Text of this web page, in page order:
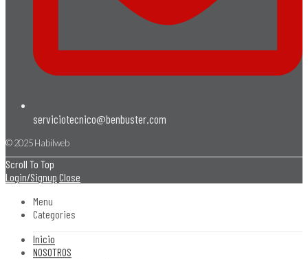
serviciotecnico@benbuster.com
© 2025 Habilweb
Scroll To Top
Login/Signup Close
Menu
Categories
Inicio
NOSOTROS